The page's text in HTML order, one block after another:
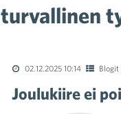
turvallinen
02.12.2025 10:14 Blogit
Joulukiire ei